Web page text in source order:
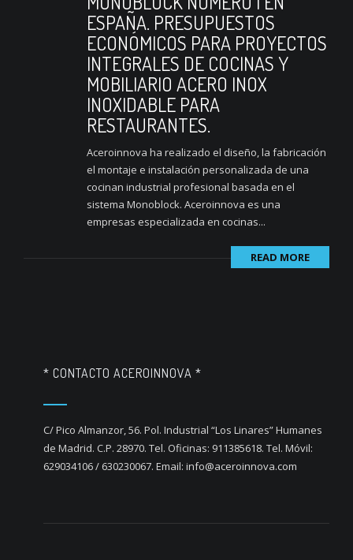
ESPAÑA. PRESUPUESTOS
ECONÓMICOS PARA PROYECTOS
INTEGRALES DE COCINAS Y
MOBILIARIO ACERO INOX
INOXIDABLE PARA
RESTAURANTES.
Aceroinnova ha realizado el diseño, la fabricación
el montaje e instalación personalizada de una
cocinan industrial profesional basada en el
sistema Monoblock. Aceroinnova es una
empresas especializada en cocinas...
READ MORE
* CONTACTO ACEROINNOVA *
C/ Pico Almanzor, 56. Pol. Industrial “Los Linares” Humanes
de Madrid. C.P. 28970. Tel. Oficinas: 911385618. Tel. Móvil:
629034106 / 630230067. Email: info@aceroinnova.com